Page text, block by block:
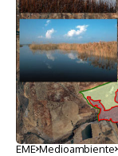
EME Medioambiente